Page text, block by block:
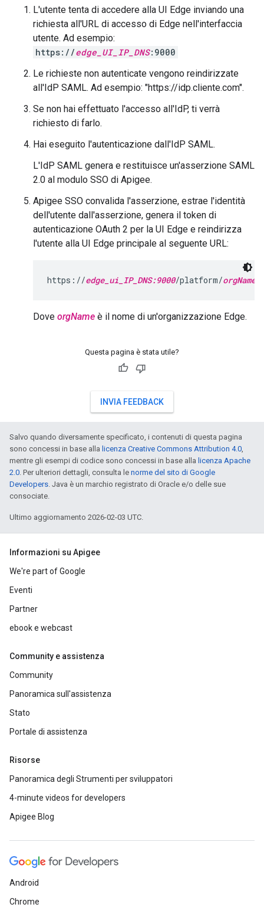
L'utente tenta di accedere alla UI Edge inviando una
richiesta all'URL di accesso di Edge nell'interfaccia
utente. Ad esempio:
https://edge_UI_IP_DNS:9000
Le richieste non autenticate vengono reindirizzate
all'IdP SAML. Ad esempio: "https://idp.cliente.com".
Se non hai effettuato l'accesso all'IdP, ti verrà
richiesto di farlo.
Hai eseguito l'autenticazione dall'IdP SAML.
L'IdP SAML genera e restituisce un'asserzione SAML
2.0 al modulo SSO di Apigee.
Apigee SSO convalida l'asserzione, estrae l'identità
dell'utente dall'asserzione, genera il token di
autenticazione OAuth 2 per la UI Edge e reindirizza
l'utente alla UI Edge principale al seguente URL:
https://edge_ui_IP_DNS:9000/platform/orgName
Dove orgName è il nome di un'organizzazione Edge.
Questa pagina è stata utile?
INVIA FEEDBACK
Salvo quando diversamente specificato, i contenuti di questa pagina
sono concessi in base alla licenza Creative Commons Attribution 4.0,
mentre gli esempi di codice sono concessi in base alla licenza Apache
2.0. Per ulteriori dettagli, consulta le norme del sito di Google
Developers. Java è un marchio registrato di Oracle e/o delle sue
consociate.
Ultimo aggiornamento 2026-02-03 UTC.
Informazioni su Apigee
We're part of Google
Eventi
Partner
ebook e webcast
Community e assistenza
Community
Panoramica sull'assistenza
Stato
Portale di assistenza
Risorse
Panoramica degli Strumenti per sviluppatori
4-minute videos for developers
Apigee Blog
Android
Chrome